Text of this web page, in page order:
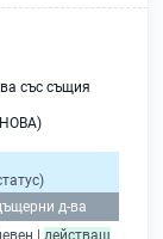
със същия
д-ва